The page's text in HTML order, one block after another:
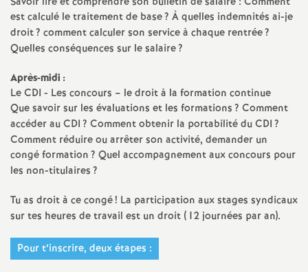
n
e
m
e
n
t
s
est calculé le traitement de base? À quelles indemnités ai-je
droit? comment calculer son service à chaque rentrée?
Quelles conséquences sur le salaire?
Après-midi :
LeCDI - Les concours – le droit à la formation continue
Que savoir sur les évaluations et les formations? Comment
accéder auCDI? Comment obtenir la portabilité duCDI?
Comment réduire ou arrêter son activité, demander un
congé formation? Quel accompagnement aux concours pour
les non-titulaires?
Tu as droit à ce congé! La participation aux stages syndicaux
sur tes heures de travail est un droit (12 journées par an).
Pour t’inscrire, deux étapes :